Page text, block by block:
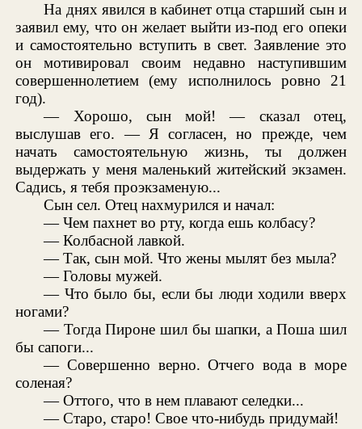
На днях явился в кабинет отца старший сын и
заявил ему, что он желает выйти из-под его опеки
и самостоятельно вступить в свет. Заявление это
он мотивировал своим недавно наступившим
совершеннолетием (ему исполнилось ровно 21
год).
— Хорошо, сын мой! — сказал отец,
выслушав его. — Я согласен, но прежде, чем
начать самостоятельную жизнь, ты должен
выдержать у меня маленький житейский экзамен.
Садись, я тебя проэкзаменую...
Сын сел. Отец нахмурился и начал:
— Чем пахнет во рту, когда ешь колбасу?
— Колбасной лавкой.
— Так, сын мой. Что жены мылят без мыла?
— Головы мужей.
— Что было бы, если бы люди ходили вверх
ногами?
— Тогда Пироне шил бы шапки, а Поша шил
бы сапоги...
— Совершенно верно. Отчего вода в море
соленая?
— Оттого, что в нем плавают селедки...
— Старо, старо! Свое что-нибудь придумай!